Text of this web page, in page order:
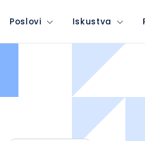
Poslovi Iskustva